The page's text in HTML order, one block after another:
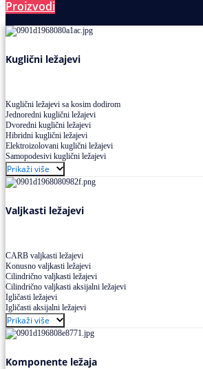
Proizvodi
Kuglični ležajevi
Kuglični ležajevi sa kosim dodirom
Jednoredni kuglični ležajevi
Dvoredni kuglični ležajevi
Hibridni kuglični ležajevi
Elektroizolovani kuglični ležajevi
Samopodesivi kuglični ležajevi
Aksijalni kuglični ležajevi
Kuglični ležajevi od nerđajućeg čelika
Prikaži više
Valjkasti ležajevi
CARB valjkasti ležajevi
Konusno valjkasti ležajevi
Cilindrično valjkasti ležajevi
Cilindrično valjkasti aksijalni ležajevi
Igličasti ležajevi
Igličasti aksijalni ležajevi
Buričasti ležajevi
Buričasti zaptiveni ležajevi
Buričasti aksijalni ležajevi
Prikaži više
Komponente ležaja